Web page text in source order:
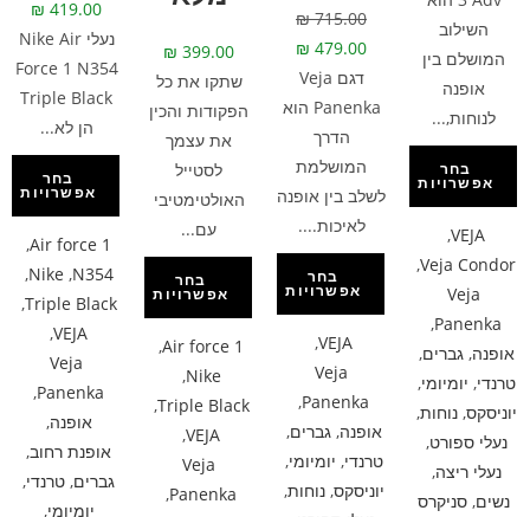
השילוב
המושלם בין
אופנה
לנוחות,...
בחר
אפשרויות
VEJA
,
Veja Condor
,
Veja
Panenka
,
אופנה,גברים,
טרנדי, יומיומי,
יוניסקס,נוחות,
נעלי ספורט,
נעלי ריצה,
נשים, סניקרס
₪715.00
₪ 479.00
דגם Veja
Panenka הוא
הדרך
המושלמת
לשלב בין אופנה
לאיכות....
בחר
אפשרויות
VEJA
,
Veja
Panenka
,
אופנה,גברים,
טרנדי, יומיומי,
יוניסקס,נוחות,
₪ 399.00
שתקו את כל
הפקודות והכין
את עצמך
לסטייל
האולטימטיבי
עם...
בחר
אפשרויות
Air force 1
,
Nike
,
Triple Black
,
VEJA
,
Veja
Panenka
,
₪ 419.00
נעלי Nike Air
Force 1 N354
Triple Black
הן לא...
בחר
אפשרויות
Air force 1
,
N354
,
Nike
,
Triple Black
,
VEJA
,
Veja
Panenka
,
אופנה,
אופנת רחוב,
גברים, טרנדי,
יומיומי,